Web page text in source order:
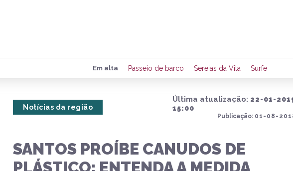
Preencha seus dados para
de eventos e notícias da região.
Em alta Passeio de barco Sereias da Vila Surfe
Última atualização: 22-01-
15:00
Publicação: 01-08-
Notícias da região
SANTOS PROÍBE CANUDOS DE
PLÁSTICO: ENTENDA A MEDIDA